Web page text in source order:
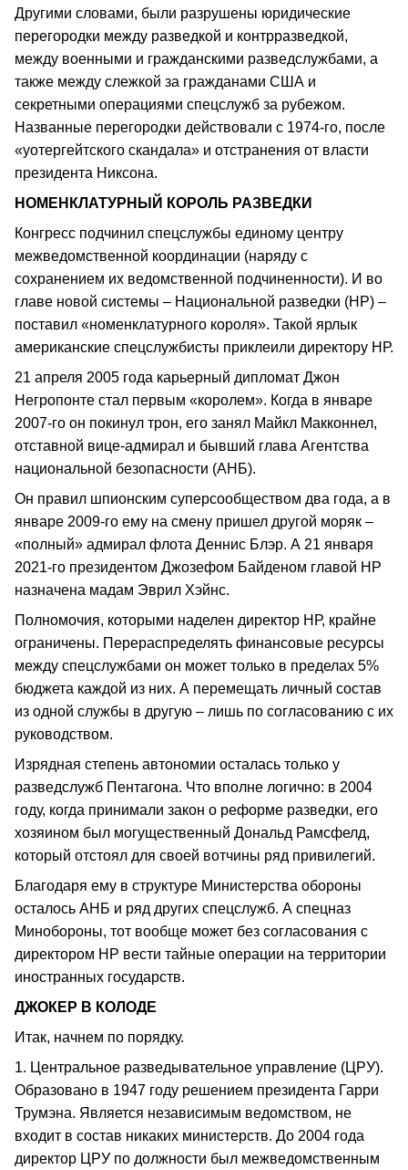
Другими словами, были разрушены юридические
перегородки между разведкой и контрразведкой,
между военными и гражданскими разведслужбами, а
также между слежкой за гражданами США и
секретными операциями спецслужб за рубежом.
Названные перегородки действовали с 1974-го, после
«уотергейтского скандала» и отстранения от власти
президента Никсона.
НОМЕНКЛАТУРНЫЙ КОРОЛЬ РАЗВЕДКИ
Конгресс подчинил спецслужбы единому центру
межведомственной координации (наряду с
сохранением их ведомственной подчиненности). И во
главе новой системы – Национальной разведки (НР) –
поставил «номенклатурного короля». Такой ярлык
американские спецслужбисты приклеили директору НР.
21 апреля 2005 года карьерный дипломат Джон
Негропонте стал первым «королем». Когда в январе
2007-го он покинул трон, его занял Майкл Макконнел,
отставной вице-адмирал и бывший глава Агентства
национальной безопасности (АНБ).
Он правил шпионским суперсообществом два года, а в
январе 2009-го ему на смену пришел другой моряк –
«полный» адмирал флота Деннис Блэр. А 21 января
2021-го президентом Джозефом Байденом главой НР
назначена мадам Эврил Хэйнс.
Полномочия, которыми наделен директор НР, крайне
ограничены. Перераспределять финансовые ресурсы
между спецслужбами он может только в пределах 5%
бюджета каждой из них. А перемещать личный состав
из одной службы в другую – лишь по согласованию с их
руководством.
Изрядная степень автономии осталась только у
разведслужб Пентагона. Что вполне логично: в 2004
году, когда принимали закон о реформе разведки, его
хозяином был могущественный Дональд Рамсфелд,
который отстоял для своей вотчины ряд привилегий.
Благодаря ему в структуре Министерства обороны
осталось АНБ и ряд других спецслужб. А спецназ
Минобороны, тот вообще может без согласования с
директором НР вести тайные операции на территории
иностранных государств.
ДЖОКЕР В КОЛОДЕ
Итак, начнем по порядку.
1. Центральное разведывательное управление (ЦРУ).
Образовано в 1947 году решением президента Гарри
Трумэна. Является независимым ведомством, не
входит в состав никаких министерств. До 2004 года
директор ЦРУ по должности был межведомственным